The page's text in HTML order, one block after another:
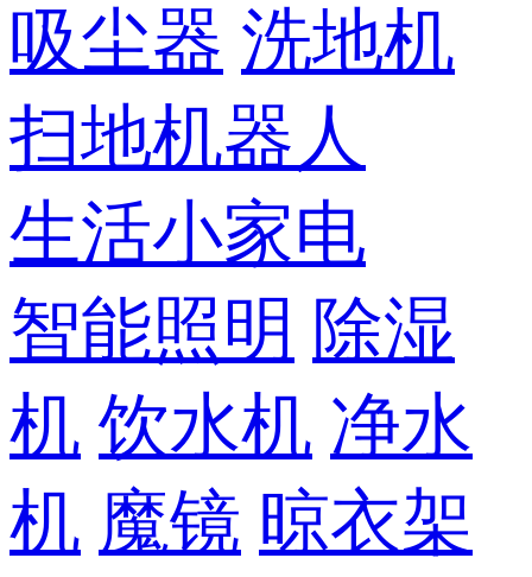
吸尘器 洗地机
扫地机器人
生活小家电
智能照明 除湿
机 饮水机 净水
机 魔镜 晾衣架